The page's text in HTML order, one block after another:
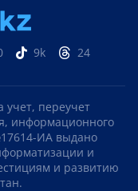
9k 24
учет, переучет
информационного
ИА выдано
и
и развитию